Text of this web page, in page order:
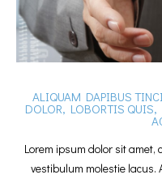
ALIQUAM DAPIBUS
DOLOR, LOBORTIS
Lorem ipsum dolor sit
vestibulum molestie